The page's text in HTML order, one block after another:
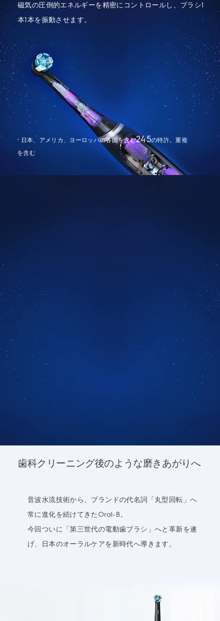
磁気の圧倒的エネルギーを精密にコントロールし、ブラシ1
本1本を振動させます。
*日本、アメリカ、ヨーロッパの各国を含む245の特許。重複
を含む
歯科クリーニング後のような磨きあがりへ
音波水流技術から、ブランドの代名詞「丸型回転」へ
常に進化を続けてきたOral-B。
今回ついに「第三世代の電動歯ブラシ」へと革新を遂
げ、日本のオーラルケアを新時代へ導きます。